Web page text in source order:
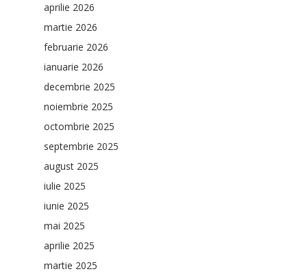
aprilie 2026
martie 2026
februarie 2026
ianuarie 2026
decembrie 2025
noiembrie 2025
octombrie 2025
septembrie 2025
august 2025
iulie 2025
iunie 2025
mai 2025
aprilie 2025
martie 2025